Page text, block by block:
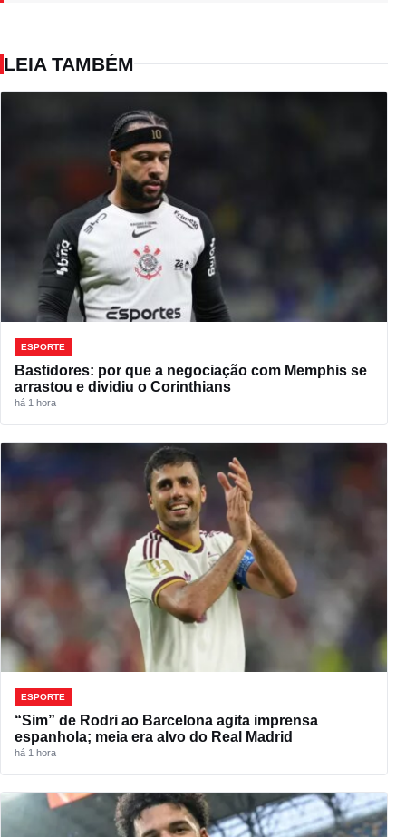
LEIA TAMBÉM
ESPORTE
Bastidores: por que a negociação com Memphis se
arrastou e dividiu o Corinthians
há 1 hora
ESPORTE
“Sim” de Rodri ao Barcelona agita imprensa
espanhola; meia era alvo do Real Madrid
há 1 hora